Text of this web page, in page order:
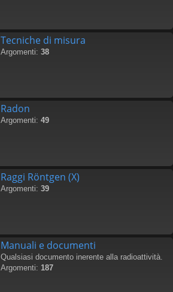
Tecniche di misura
Argomenti: 38
Radon
Argomenti: 49
Raggi Röntgen (X)
Argomenti: 39
Manuali e documenti
Qualsiasi documento inerente alla radioattività.
Argomenti: 187